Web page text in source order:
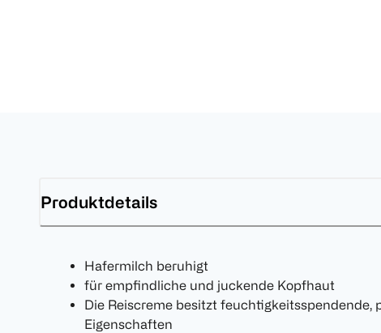
Produktdetails
Hafermilch beruhigt
für empfindliche und juckende Kopfhaut
Die Reiscreme besitzt feuchtigkeitsspendende,
Eigenschaften